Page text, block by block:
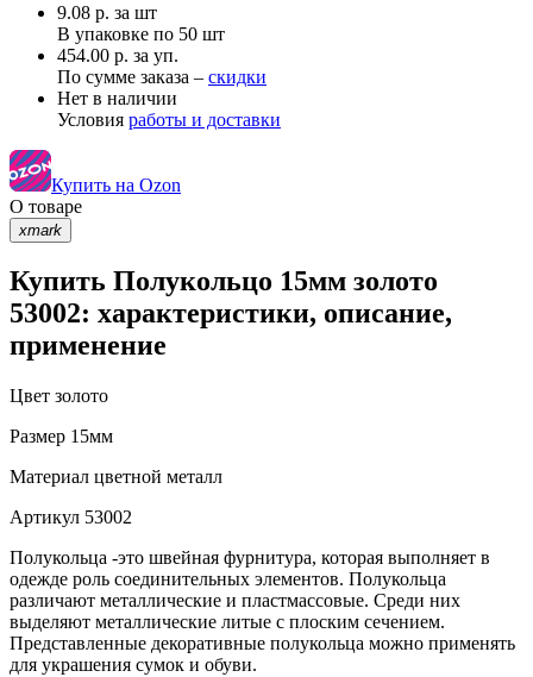
9.08 р. за шт
В упаковке по 50 шт
454.00 р. за уп.
По сумме заказа – скидки
Нет в наличии
Условия работы и доставки
Купить на Ozon
О товаре
xmark
Купить Полукольцо 15мм золото
53002: характеристики, описание,
применение
Цвет золото
Размер 15мм
Материал цветной металл
Артикул 53002
Полукольца -это швейная фурнитура, которая выполняет в
одежде роль соединительных элементов. Полукольца
различают металлические и пластмассовые. Среди них
выделяют металлические литые с плоским сечением.
Представленные декоративные полукольца можно применять
для украшения сумок и обуви.